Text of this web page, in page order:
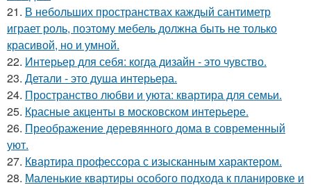
21. В небольших пространствах каждый сантиметр
играет роль, поэтому мебель должна быть не только
красивой, но и умной.
22. Интерьер для себя: когда дизайн - это чувство.
23. Детали - это душа интерьера.
24. Пространство любви и уюта: квартира для семьи.
25. Красные акценты в московском интерьере.
26. Преображение деревянного дома в современный
уют.
27. Квартира профессора с изысканным характером.
28. Маленькие квартиры особого подхода к планировке и